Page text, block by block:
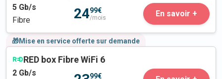
5 Gb/s
Fibre
2499€
/mois En savoir +
🎁Mise en service offerte sur demande
RED box Fibre WiFi 6
2 Gb/s
99€